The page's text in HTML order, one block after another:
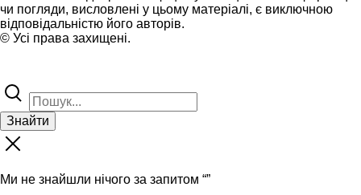
чи погляди, висловлені у цьому матеріалі, є виключною
відповідальністю його авторів.
© Усі права захищені.
Знайти
Ми не знайшли нічого за запитом “”